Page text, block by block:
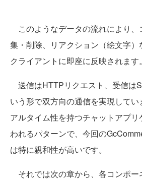
このようなデータの流れにより、
集・削除、リアクション（絵文字
クライアントに即座に反映されます。
送信はHTTPリクエスト、受信は
いう形で双方向の通信を実現してい
アルタイム性を持つチャットアプ
われるパターンで、今回の
は特に親和性が高いです。
それでは次の章から、各コンポー